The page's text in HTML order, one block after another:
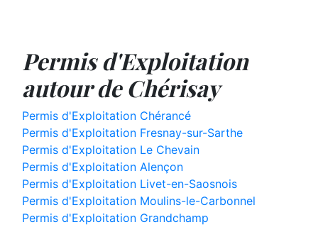
Permis d'Exploitation
autour de Chérisay
Permis d'Exploitation Chérancé
Permis d'Exploitation Fresnay-sur-Sarthe
Permis d'Exploitation Le Chevain
Permis d'Exploitation Alençon
Permis d'Exploitation Livet-en-Saosnois
Permis d'Exploitation Moulins-le-Carbonnel
Permis d'Exploitation Grandchamp